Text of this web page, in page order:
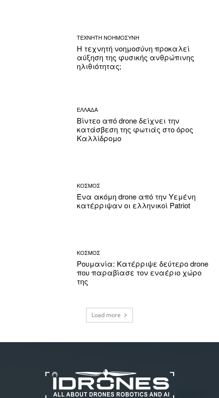
ΤΕΧΝΗΤΗ ΝΟΗΜΟΣΥΝΗ
Η τεχνητή νοημοσύνη προκαλεί
αύξηση της φυσικής ανθρώπινης
ηλιθιότητας;
ΕΛΛΑΔΑ
Βίντεο από drone δείχνει την
κατάσβεση της φωτιάς στο όρος
Καλλίδρομο
ΚΟΣΜΟΣ
Ένα ακόμη drone από την Υεμένη
κατέρριψαν οι ελληνικοί Patriot
ΚΟΣΜΟΣ
Ρουμανία: Κατέρριψε δεύτερο drone
που παραβίασε τον εναέριο χώρο
της
Load more